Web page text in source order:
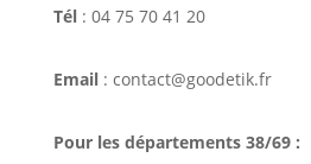
Tél: 04 75 70 41 20
Email: contact@goodetik.fr
Pour les départements 38/69 :